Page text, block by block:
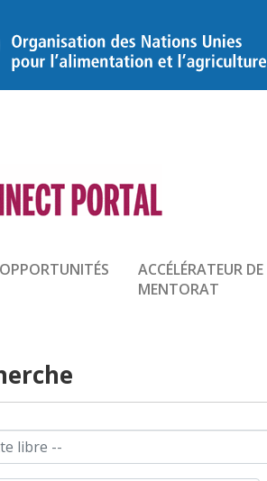
OPPORTUNITÉS
ACCÉLÉRATEUR DE
MENTORAT